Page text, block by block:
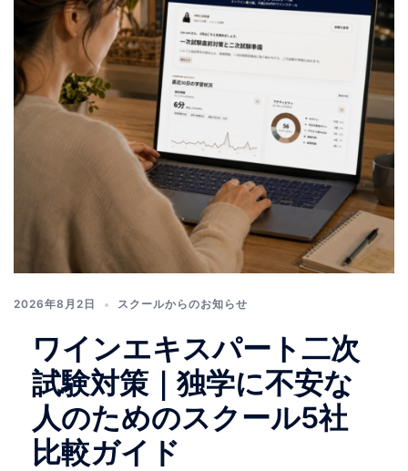
2026年8月2日 スクールからのお知らせ
ワインエキスパート二次
試験対策｜独学に不安な
人のためのスクール5社
比較ガイド